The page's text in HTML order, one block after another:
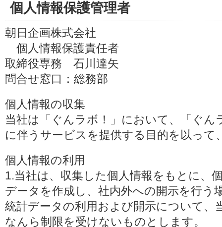
個人情報保護管理者
朝日企画株式会社
個人情報保護責任者
取締役専務 石川達矢
問合せ窓口：総務部
個人情報の収集
当社は「ぐんラボ！」において、「ぐ
に伴うサービスを提供する目的を以って
個人情報の利用
1.当社は、収集した個人情報をもとに、
データを作成し、社内外への開示を行う
統計データの利用および開示について、
なんら制限を受けないものとします。